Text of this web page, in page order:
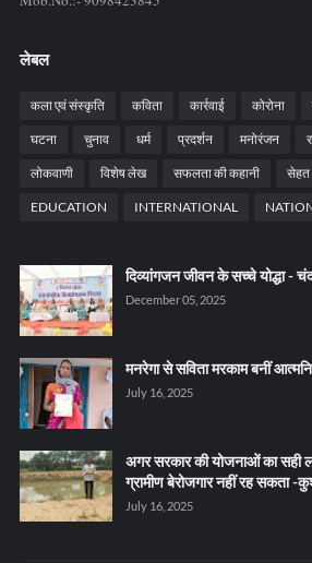
लेबल
कला एवं संस्कृति कविता कार्रवाई कोरोना
घटना चुनाव धर्म प्रदर्शन मनोरंजन
लोकवाणी विशेष लेख सफलता की कहानी सेहत
EDUCATION INTERNATIONAL
दिव्यांगजन जीवन के सच्चे योद्धा -
December 05, 2025
मनरेगा से सविता मरकाम बनीं
July 16, 2025
अगर सरकार की योजनाओं का सही
ग्रामीण बेरोजगार नहीं रह सकता -
July 16, 2025